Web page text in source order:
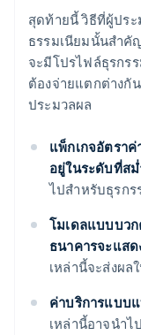
สุดท้ายนี้ วิธีที่ผู้ปร
ธรรมเนียมนั้นสำคั
จะมีโปรไฟล์ธุรกร
ต้องจ่ายแตกต่างกั
ประมวลผล
แพ็กเกจอัตรา
อยู่ในระดับที่สม่
ไปสำหรับธุรก
โมเดลแบบบว
ธนาคารจะแส
เหล่านี้จะส่งผ
ค่าบริการแบบ
เหล่านี้อาจนำ